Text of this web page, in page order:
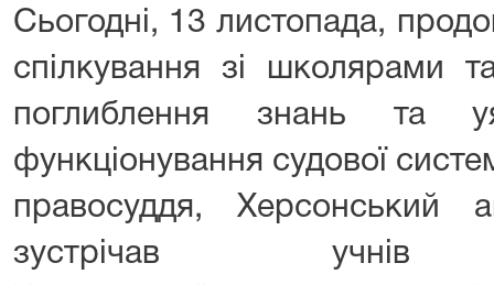
Сьогодні, 13 листопада,
спілкування зі школярами
поглиблення знань та
функціонування судової
правосуддя, Херсонський
зустрічав